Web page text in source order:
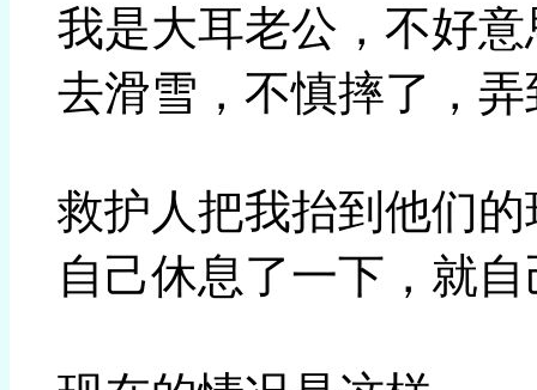
我是大耳老公，不好
去滑雪，不慎摔了，
救护人把我抬到他们
自己休息了一下，就